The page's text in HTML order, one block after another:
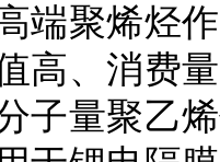
端聚烯烃
高、消费
子量聚乙